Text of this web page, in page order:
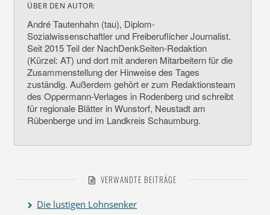
ÜBER DEN AUTOR:
André Tautenhahn (tau), Diplom-
Sozialwissenschaftler und Freiberuflicher Journalist.
Seit 2015 Teil der NachDenkSeiten-Redaktion
(Kürzel: AT) und dort mit anderen Mitarbeitern für die
Zusammenstellung der Hinweise des Tages
zuständig. Außerdem gehört er zum Redaktionsteam
des Oppermann-Verlages in Rodenberg und schreibt
für regionale Blätter in Wunstorf, Neustadt am
Rübenberge und im Landkreis Schaumburg.
VERWANDTE BEITRÄGE
Die lustigen Lohnsenker